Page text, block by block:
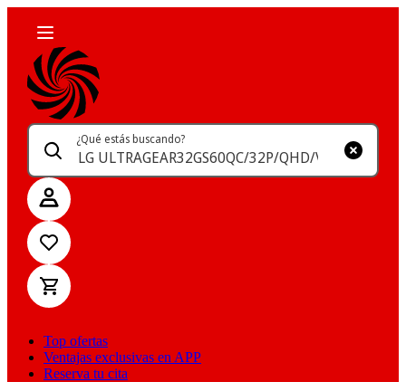
¿Qué estás buscando?
Top ofertas
Ventajas exclusivas en APP
Reserva tu cita